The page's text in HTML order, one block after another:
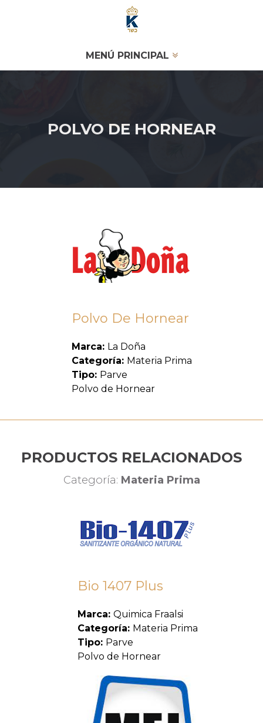
MENÚ PRINCIPAL
POLVO DE HORNEAR
Polvo De Hornear
Marca: La Doña
Categoría: Materia Prima
Tipo: Parve
Polvo de Hornear
PRODUCTOS RELACIONADOS
Categoría: Materia Prima
Bio 1407 Plus
Marca: Quimica Fraalsi
Categoría: Materia Prima
Tipo: Parve
Polvo de Hornear